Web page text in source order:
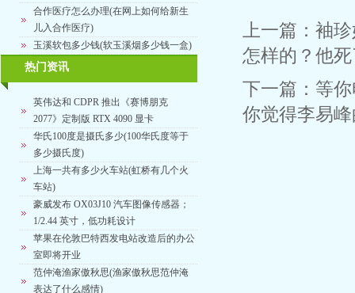
合作医疗怎么办理(在网上如何给新生
儿入合作医疗)
玉溪软包多少钱(软玉溪烟多少钱一盒)
热门资讯
英伟达和 CDPR 推出《赛博朋克
2077》定制版 RTX 4090 显卡
华氏100度是摄氏多少(100华氏度等于
多少摄氏度)
上海一共有多少火车站(虹桥有几个火
车站)
豪威发布 OX03J10 汽车图像传感器；
1/2.44 英寸，低功耗设计
苹果在伦敦巴特西发电站改造后的办公
室即将开业
范仲淹渔家傲秋思(渔家傲秋思范仲淹
表达了什么感情)
上一篇： 袖
怎样的？他
下一篇： 等
你觉得李易